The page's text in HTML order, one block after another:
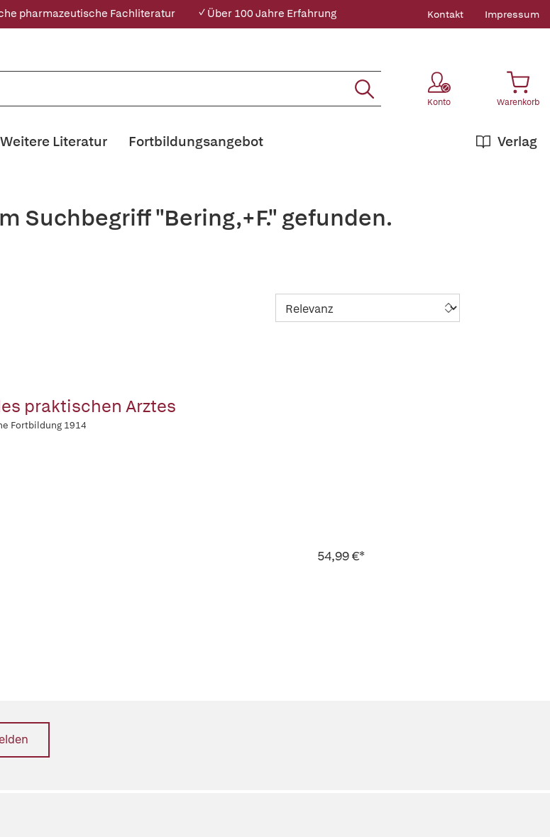
pharmazeutische Fachliteratur ✓ Über 100 Jahre Erfahrung Kontakt Impressum
Konto Warenkorb
Weitere Literatur Verlag
Fortbildungsangebot
Suchbegriff "Bering,+F." gefunden.
praktischen Arztes
Fortbildung 1914
54,99 €*